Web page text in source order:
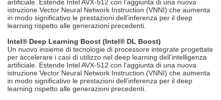
artificiale. Estende Intel AVX-512 con l'aggiunta di una nuova
istruzione Vector Neural Network Instruction (VNNI) che aumenta
in modo significativo le prestazioni dell’inferenza per il deep
learning rispetto alle generazioni precedenti.
Intel® Deep Learning Boost (Intel® DL Boost)
Un nuovo insieme di tecnologie di processore integrate progettate
per accelerare i casi di utilizzo nel deep learning dell’intelligenza
artificiale. Estende Intel AVX-512 con l'aggiunta di una nuova
istruzione Vector Neural Network Instruction (VNNI) che aumenta
in modo significativo le prestazioni dell’inferenza per il deep
learning rispetto alle generazioni precedenti.